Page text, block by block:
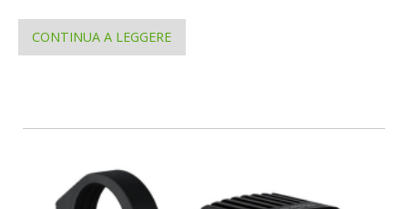
CONTINUA A LEGGERE